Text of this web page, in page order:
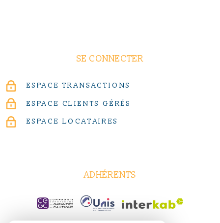
SE CONNECTER
ESPACE TRANSACTIONS
ESPACE CLIENTS GÉRÉS
ESPACE LOCATAIRES
ADHÉRENTS